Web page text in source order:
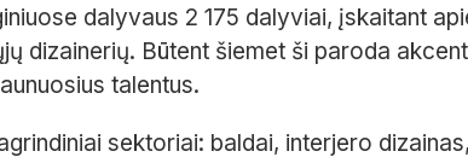
dalyvaus 2 175 dalyviai, įskaitant
dizainerių. Būtent šiemet ši paroda
talentus.
sektoriai: baldai, interjero